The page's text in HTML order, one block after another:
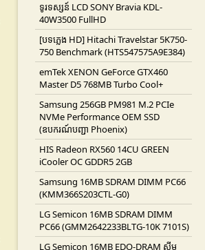
ទូរទស្សន៍ LCD SONY Bravia KDL-
40W3500 FullHD
[បទភ្លេង HD] Hitachi Travelstar 5K750-
750 Benchmark (HTS547575A9E384)
emTek XENON GeForce GTX460
Master D5 768MB Turbo Cool+
Samsung 256GB PM981 M.2 PCIe
NVMe Performance OEM SSD
(ឧបករណ៍បញ្ជា Phoenix)
HIS Radeon RX560 14CU GREEN
iCooler OC GDDR5 2GB
Samsung 16MB SDRAM DIMM PC66
(KMM366S203CTL-G0)
LG Semicon 16MB SDRAM DIMM
PC66 (GMM2642233BLTG-10K 7101S)
LG Semicon 16MB EDO-DRAM ស៊ីម